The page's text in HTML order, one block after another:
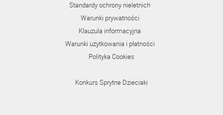
Standardy ochrony nieletnich
Warunki prywatności
Klauzula informacyjna
Warunki użytkowania i płatności
Polityka Cookies
Konkurs Sprytne Dzieciaki